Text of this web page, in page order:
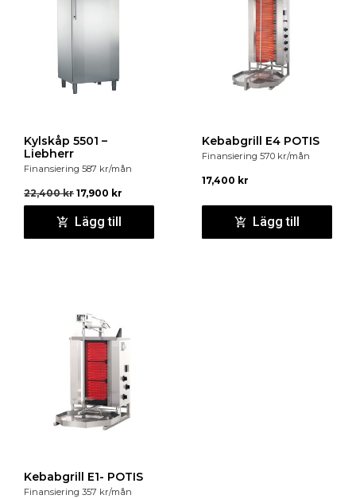
Kylskåp 5501 –
Liebherr
Finansiering 587 kr/mån
22,400kr 17,900 kr
Lägg till
Kebabgrill E4 POTIS
Finansiering 570 kr/mån
17,400 kr
Lägg till
Kebabgrill E1- POTIS
Finansiering 357 kr/mån